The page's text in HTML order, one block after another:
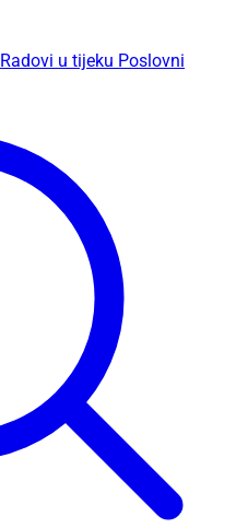
Radovi u tijeku Poslovni